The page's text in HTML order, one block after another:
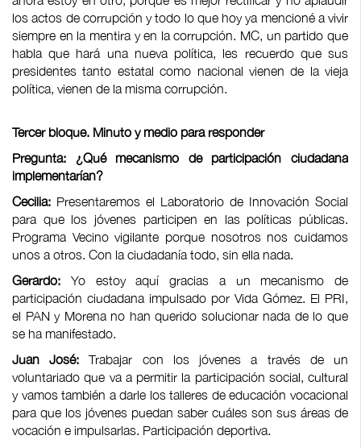
los actos de corrupción y todo lo que hoy ya mencioné a vivir
siempre en la mentira y en la corrupción. MC, un partido que
habla que hará una nueva política, les recuerdo que sus
presidentes tanto estatal como nacional vienen de la vieja
política, vienen de la misma corrupción.
Tercer bloque. Minuto y medio para responder
Pregunta: ¿Qué mecanismo de participación ciudadana
implementarían?
Cecilia: Presentaremos el Laboratorio de Innovación Social
para que los jóvenes participen en las políticas públicas.
Programa Vecino vigilante porque nosotros nos cuidamos
unos a otros. Con la ciudadanía todo, sin ella nada.
Gerardo: Yo estoy aquí gracias a un mecanismo de
participación ciudadana impulsado por Vida Gómez. El PRI,
el PAN y Morena no han querido solucionar nada de lo que
se ha manifestado.
Juan José:Trabajar con los jóvenes a través de un
voluntariado que va a permitir la participación social, cultural
y vamos también a darle los talleres de educación vocacional
para que los jóvenes puedan saber cuáles son sus áreas de
vocación e impulsarlas. Participación deportiva.